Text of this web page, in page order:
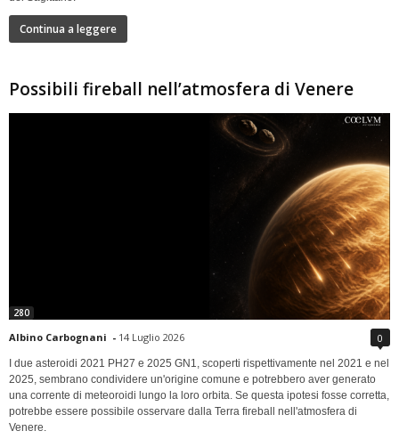
Continua a leggere
Possibili fireball nell’atmosfera di Venere
280
Albino Carbognani - 14 Luglio 2026 0
I due asteroidi 2021 PH27 e 2025 GN1, scoperti rispettivamente nel 2021 e nel
2025, sembrano condividere un'origine comune e potrebbero aver generato
una corrente di meteoroidi lungo la loro orbita. Se questa ipotesi fosse corretta,
potrebbe essere possibile osservare dalla Terra fireball nell'atmosfera di
Venere.